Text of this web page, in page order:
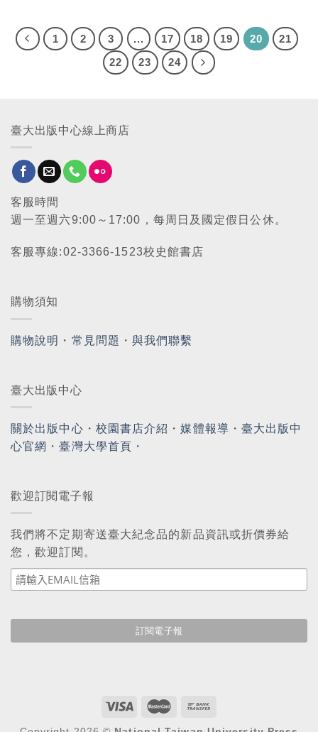
1 2 3 ... 17 18 19 20
21
22
23 24
臺大出版中心線上商店
客服時間
週一至週六9:00～17:00，每周日及國定假日公休。
客服專線:02-3366-1523校史館書店
購物須知
購物說明 ・ 常見問題 ・與我們聯繫
臺大出版中心
關於出版中心 ・ 校園書店介紹 ・媒體報導 ・ 臺大出版中
心官網 ・臺灣大學首頁 ・
歡迎訂閱電子報
我們將不定期寄送臺大紀念品的新品資訊或折價券給
您，歡迎訂閱。